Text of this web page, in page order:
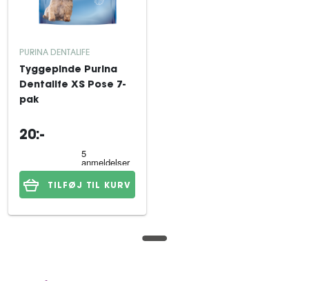
PURINA DENTALIFE
Tyggepinde Purina
Dentalife XS Pose 7-
pak
20:-
TILFØJ TIL KURV